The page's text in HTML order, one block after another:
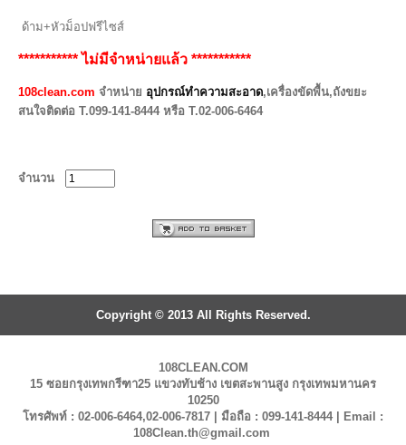
ด้าม+หัวม็อปฟรีไซส์
*********** ไม่มีจำหน่ายแล้ว ***********
108clean.com จำหน่าย อุปกรณ์ทำความสะอาด,เครื่องขัดพื้น,ถังขยะ
สนใจติดต่อ T.099-141-8444 หรือ T.02-006-6464
จำนวน
Copyright © 2013 All Rights Reserved.
108CLEAN.COM
15 ซอยกรุงเทพกรีฑา25 แขวงทับช้าง เขตสะพานสูง กรุงเทพมหานคร
10250
โทรศัพท์ : 02-006-6464,02-006-7817 | มือถือ : 099-141-8444 | Email :
108Clean.th@gmail.com